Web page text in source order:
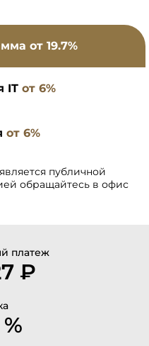
от 19.7%
IT от 6%
от 6%
публичной
обращайтесь в офис
платеж
₽